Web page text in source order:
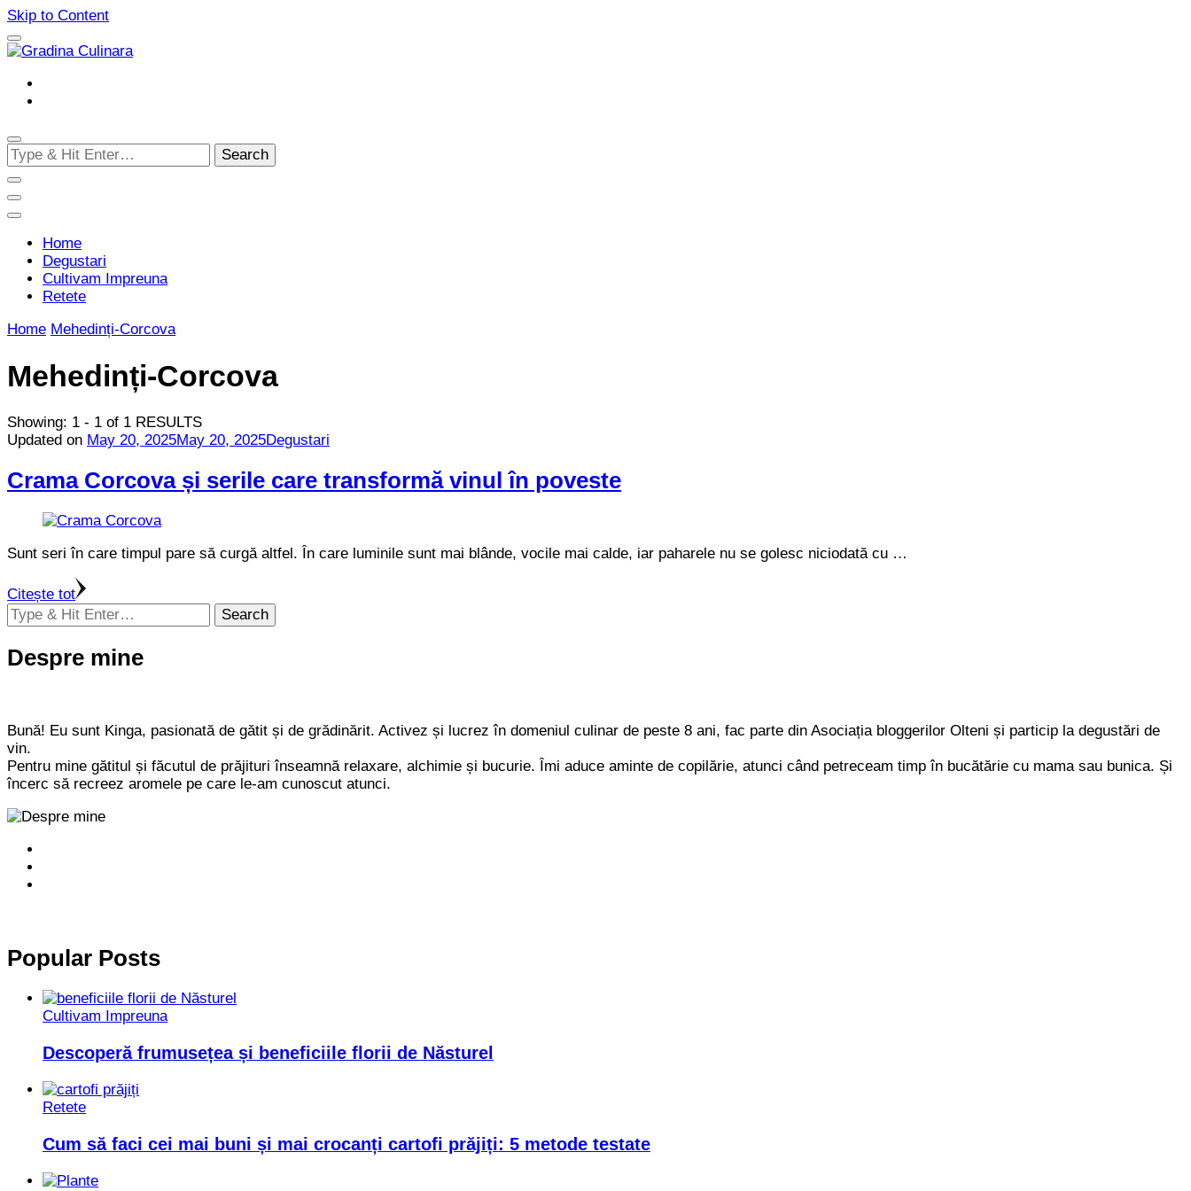
Skip to Content
Gradina Culinara
Cultivam retete delicioase
Looking
for
Something?
Home
Degustari
Cultivam Impreuna
Retete
Home Mehedinți-Corcova
Mehedinți-Corcova
Showing: 1 - 1 of 1 RESULTS
Updated on May 20, 2025May 20, 2025Degustari
Crama Corcova și serile care transformă vinul în poveste
Sunt seri în care timpul pare să curgă altfel. În care luminile sunt mai blânde, vocile mai calde, iar paharele nu se golesc niciodată cu …
Citește tot
Looking
for
Something?
Despre mine
Bună! Eu sunt Kinga, pasionată de gătit și de grădinărit. Activez și lucrez în domeniul culinar de peste 8 ani, fac parte din Asociația bloggerilor Olteni și particip la degustări de
vin.
Pentru mine gătitul și făcutul de prăjituri înseamnă relaxare, alchimie și bucurie. Îmi aduce aminte de copilărie, atunci când petreceam timp în bucătărie cu mama sau bunica. Și
încerc să recreez aromele pe care le-am cunoscut atunci.
Popular Posts
Cultivam Impreuna
Descoperă frumusețea și beneficiile florii de Năsturel
Retete
Cum să faci cei mai buni și mai crocanți cartofi prăjiți: 5 metode testate